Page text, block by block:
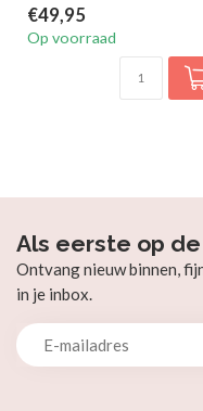
€49,95
Op voorraad
Als eerste op
Ontvang nieuw binnen,
in je inbox.